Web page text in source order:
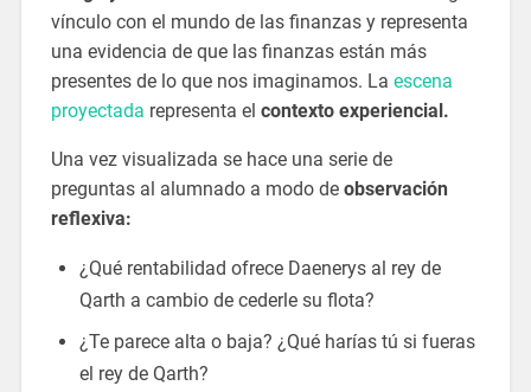
vínculo con el mundo de las finanzas y representa
una evidencia de que las finanzas están más
presentes de lo que nos imaginamos. La escena
proyectada representa el contexto experiencial.
Una vez visualizada se hace una serie de
preguntas al alumnado a modo de observación
reflexiva:
¿Qué rentabilidad ofrece Daenerys al rey de
Qarth a cambio de cederle su flota?
¿Te parece alta o baja? ¿Qué harías tú si fueras
el rey de Qarth?